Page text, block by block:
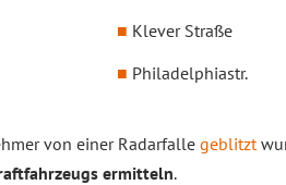
Klever Straße
Philadelphiastr.
von einer Radarfalle geblitzt
ermitteln.